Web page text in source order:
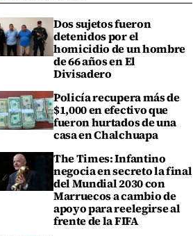
Dos sujetos fueron
detenidos por el
homicidio de un hombre
de 66 años en El
Divisadero
Policía recupera más de
$1,000 en efectivo que
fueron hurtados de una
casa en Chalchuapa
The Times: Infantino
negocia en secreto la final
del Mundial 2030 con
Marruecos a cambio de
apoyo para reelegirse al
frente de la FIFA